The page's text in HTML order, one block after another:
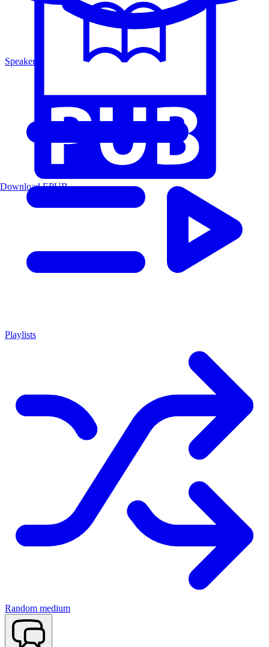
Speakers
Playlists
Random medium
Download EPUB